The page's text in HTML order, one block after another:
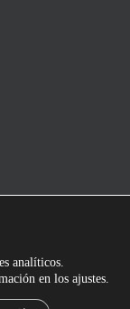
analíticos.
en los ajustes.